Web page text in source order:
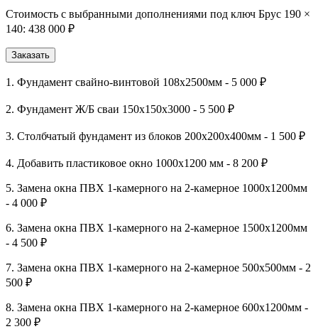
Стоимость с выбранными дополнениями под ключ Брус 190 ×
140: 438 000 ₽
Заказать
1. Фундамент свайно-винтовой 108х2500мм - 5 000 ₽
2. Фундамент Ж/Б сваи 150х150х3000 - 5 500 ₽
3. Столбчатый фундамент из блоков 200х200х400мм - 1 500 ₽
4. Добавить пластиковое окно 1000х1200 мм - 8 200 ₽
5. Замена окна ПВХ 1-камерного на 2-камерное 1000х1200мм
- 4 000 ₽
6. Замена окна ПВХ 1-камерного на 2-камерное 1500х1200мм
- 4 500 ₽
7. Замена окна ПВХ 1-камерного на 2-камерное 500х500мм - 2
500 ₽
8. Замена окна ПВХ 1-камерного на 2-камерное 600х1200мм -
2 300 ₽